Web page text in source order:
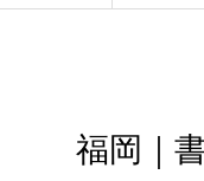
福岡｜